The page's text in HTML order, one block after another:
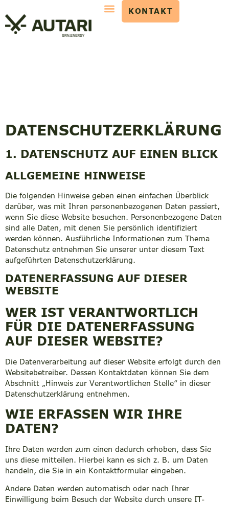
KONTAKT
DATENSCHUTZ­ERKLÄRUNG
1. DATENSCHUTZ AUF EINEN BLICK
ALLGEMEINE HINWEISE
Die folgenden Hinweise geben einen einfachen Überblick
darüber, was mit Ihren personenbezogenen Daten passiert,
wenn Sie diese Website besuchen. Personenbezogene Daten
sind alle Daten, mit denen Sie persönlich identifiziert
werden können. Ausführliche Informationen zum Thema
Datenschutz entnehmen Sie unserer unter diesem Text
aufgeführten Datenschutzerklärung.
DATENERFASSUNG AUF DIESER
WEBSITE
WER IST VERANTWORTLICH
FÜR DIE DATENERFASSUNG
AUF DIESER WEBSITE?
Die Datenverarbeitung auf dieser Website erfolgt durch den
Websitebetreiber. Dessen Kontaktdaten können Sie dem
Abschnitt „Hinweis zur Verantwortlichen Stelle“ in dieser
Datenschutzerklärung entnehmen.
WIE ERFASSEN WIR IHRE
DATEN?
Ihre Daten werden zum einen dadurch erhoben, dass Sie
uns diese mitteilen. Hierbei kann es sich z. B. um Daten
handeln, die Sie in ein Kontaktformular eingeben.
Andere Daten werden automatisch oder nach Ihrer
Einwilligung beim Besuch der Website durch unsere IT-